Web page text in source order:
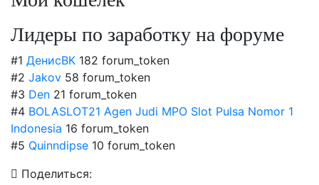
Лидеры по заработку на форуме
#1 ДенисВК 182 forum_token
#2 Jakov 58 forum_token
#3 Den 21 forum_token
#4 BOLASLOT21 Agen Judi MPO Slot Pulsa Nomor 1
Indonesia 16 forum_token
#5 Quinndipse 10 forum_token
Поделиться: